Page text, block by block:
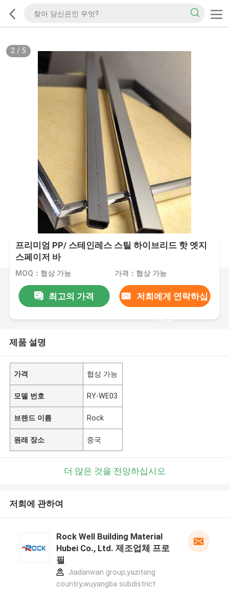
2/ 5
프리미엄 PP/ 스테인레스 스틸 하이브리드 핫 엣지
스페이저 바
MOQ：협상 가능 가격：협상 가능
최고의 가격 저희에게 연락하십
시오
제품 설명
가격 협상 가능
모델 번호 RY-WE03
브랜드 이름 Rock
원래 장소 중국
더 많은 것을 전망하십시오
저희에 관하여
Rock Well Building Material
Hubei Co., Ltd. 제조업체 프로
필
Jiadanwan group,yazitang
country,wuyangba subdistrict